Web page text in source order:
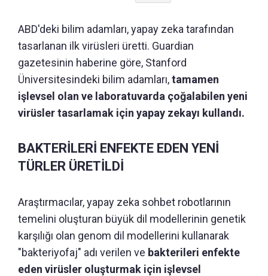
ABD'deki bilim adamları, yapay zeka tarafından
tasarlanan ilk virüsleri üretti. Guardian
gazetesinin haberine göre, Stanford
Üniversitesindeki bilim adamları,tamamen
işlevsel olan ve laboratuvarda çoğalabilen yeni
virüsler tasarlamak için yapay zekayı kullandı.
BAKTERİLERİ ENFEKTE EDEN YENİ
TÜRLER ÜRETİLDİ
Araştırmacılar, yapay zeka sohbet robotlarının
temelini oluşturan büyük dil modellerinin genetik
karşılığı olan genom dil modellerini kullanarak
"bakteriyofaj" adı verilen ve bakterileri enfekte
eden virüsler oluşturmak için işlevsel